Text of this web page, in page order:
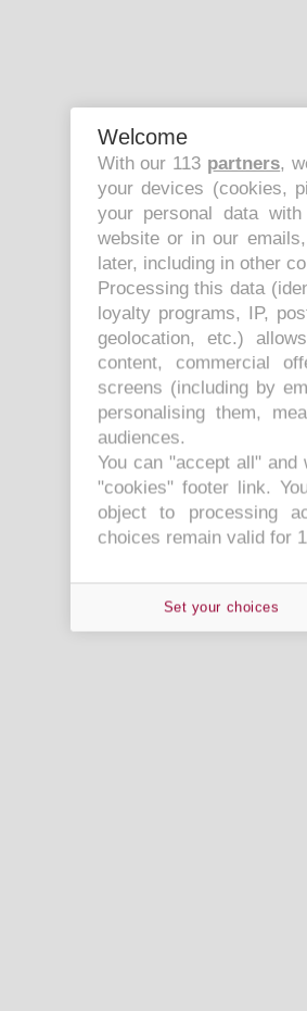
Welcome
With our 113 partners,
your devices (cookies,
your personal data
website or in our
later, including in other
Processing this data
loyalty programs, IP,
geolocation, etc.)
content, commercial
screens (including by
personalising them,
audiences.
You can "accept all"
"cookies" footer link.
object to processing
choices remain valid for
Set your choices